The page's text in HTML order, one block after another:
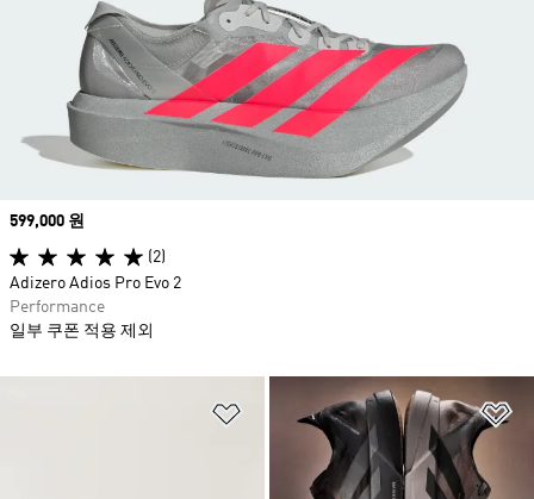
위시리스트 담기
Price
599,000 원
(2)
Adizero Adios Pro Evo 2
Performance
일부 쿠폰 적용 제외